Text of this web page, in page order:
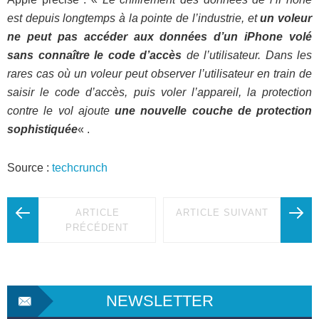
est depuis longtemps à la pointe de l’industrie, etun voleur
ne peut pas accéder aux données d’un iPhone volé
sans connaître le code d’accès de l’utilisateur. Dans les
rares cas où un voleur peut observer l’utilisateur en train de
saisir le code d’accès, puis voler l’appareil, la protection
contre le vol ajoute une nouvelle couche de protection
sophistiquée« .
Source : techcrunch
ARTICLE
PRÉCÉDENT
ARTICLE SUIVANT
NEWSLETTER